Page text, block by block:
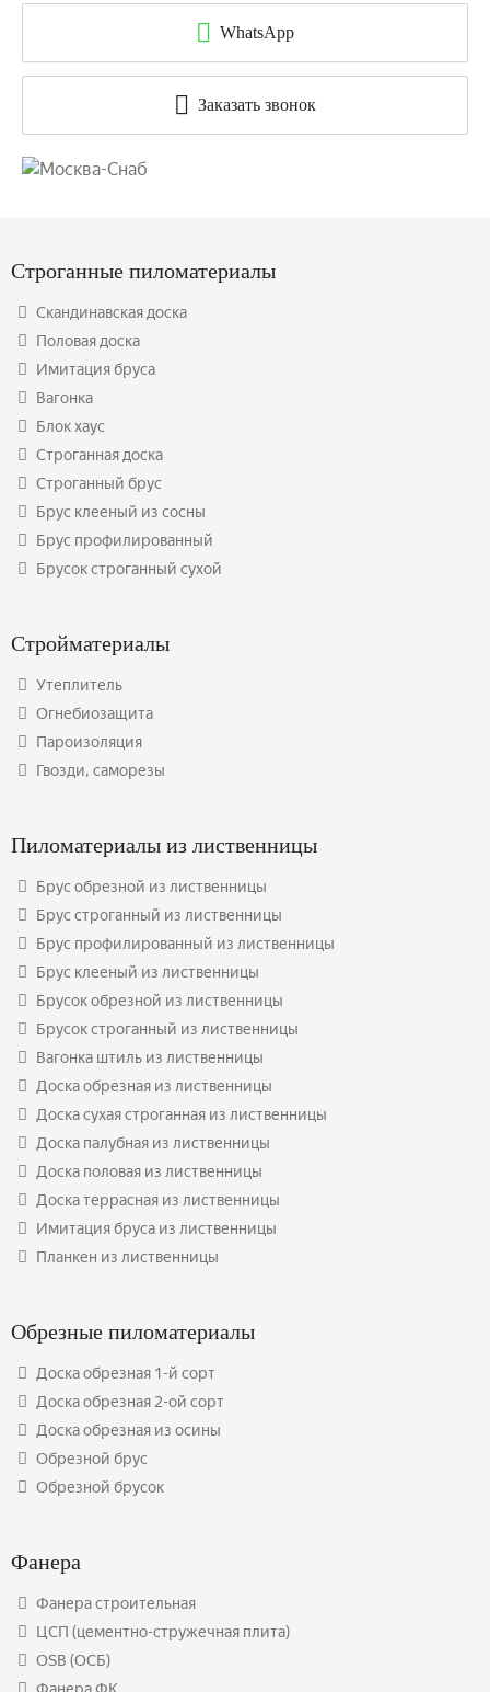
WhatsApp
Заказать звонок
Строганные пиломатериалы
Скандинавская доска
Половая доска
Имитация бруса
Вагонка
Блок хаус
Строганная доска
Строганный брус
Брус клееный из сосны
Брус профилированный
Брусок строганный сухой
Стройматериалы
Утеплитель
Огнебиозащита
Пароизоляция
Гвозди, саморезы
Пиломатериалы из лиственницы
Брус обрезной из лиственницы
Брус строганный из лиственницы
Брус профилированный из лиственницы
Брус клееный из лиственницы
Брусок обрезной из лиственницы
Брусок строганный из лиственницы
Вагонка штиль из лиственницы
Доска обрезная из лиственницы
Доска сухая строганная из лиственницы
Доска палубная из лиственницы
Доска половая из лиственницы
Доска террасная из лиственницы
Имитация бруса из лиственницы
Планкен из лиственницы
Обрезные пиломатериалы
Доска обрезная 1-й сорт
Доска обрезная 2-ой сорт
Доска обрезная из осины
Обрезной брус
Обрезной брусок
Фанера
Фанера строительная
ЦСП (цементно-стружечная плита)
OSB (ОСБ)